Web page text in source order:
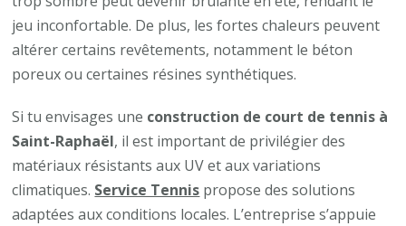
jeu inconfortable. De plus, les fortes chaleurs peuvent
altérer certains revêtements, notamment le béton
poreux ou certaines résines synthétiques.
Si tu envisages une construction de court de tennis à
Saint-Raphaël, il est important de privilégier des
matériaux résistants aux UV et aux variations
climatiques. Service Tennis propose des solutions
adaptées aux conditions locales. L’entreprise s’appuie